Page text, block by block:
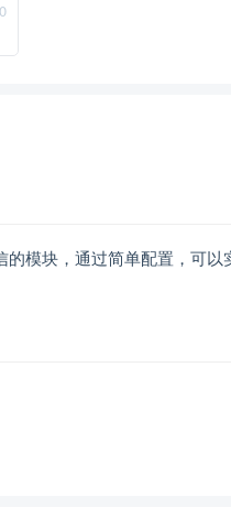
模块，通过简单配置，可以